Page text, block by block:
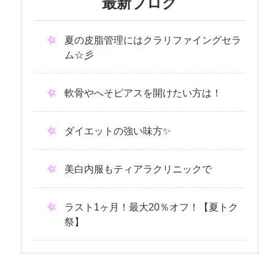
夏の皮脂管理にはクラリファイングセラ
ム☆彡
軟骨やへそピアスを開けたい方は！
ダイエットの強い味方✨
美白内服もティアラクリニックで
ラスト1ヶ月！最大20％オフ！【夏トク
祭】